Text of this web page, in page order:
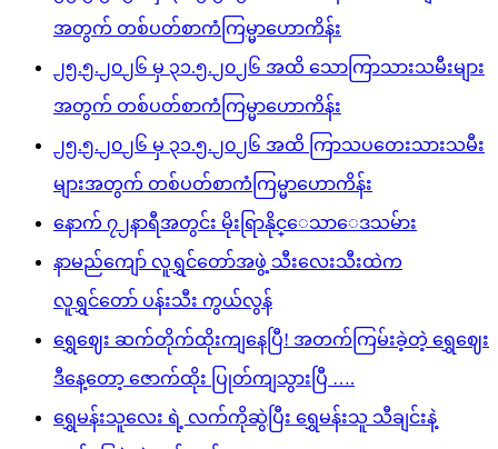
အတွက် တစ်ပတ်စာကံကြမ္မာဟောကိန်း
၂၅.၅.၂၀၂၆ မှ ၃၁.၅.၂၀၂၆ အထိ သောကြာသားသမီးများ
အတွက် တစ်ပတ်စာကံကြမ္မာဟောကိန်း
၂၅.၅.၂၀၂၆ မှ ၃၁.၅.၂၀၂၆ အထိ ကြာသပတေးသားသမီး
များအတွက် တစ်ပတ်စာကံကြမ္မာဟောကိန်း
နောက် ၇၂နာရီအတွင်း မိုးရြာနိုင္ေသာေဒသမ်ား
နာမည်ကျော် လူရွှင်တော်အဖွဲ့ သီးလေးသီးထဲက
လူရွှင်တော် ပန်းသီး ကွယ်လွန်
ရွှေဈေး ဆက်တိုက်ထိုးကျနေပြီ! အတက်ကြမ်းခဲ့တဲ့ ရွှေဈေး
ဒီနေ့တော့ ဇောက်ထိုး ပြုတ်ကျသွားပြီ ….
ရွှေမန်းသူလေး ရဲ့ လက်ကိုဆွဲပြီး ရွှေမန်းသူ သီချင်းနဲ့